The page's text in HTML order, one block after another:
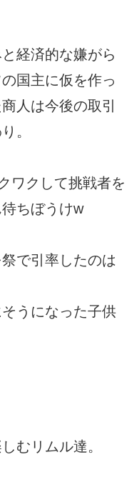
経済的な嫌がら
国主に仮を作っ
人は今後の取引
。
ワクして挑戦者を
ちぼうけw
で引率したのは
そうになった子供
むリムル達。